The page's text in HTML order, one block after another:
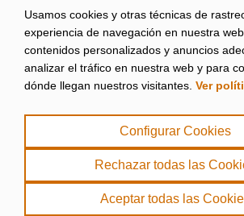
Usamos cookies y otras técnicas de
experiencia de navegación en nuestra
contenidos personalizados y anuncios
analizar el tráfico en nuestra web y para
dónde llegan nuestros visitantes. Ver
Configurar Cookies
Rechazar todas las
Aceptar todas las
Empleo
Aviso legal
|
Política de Privacidad
|